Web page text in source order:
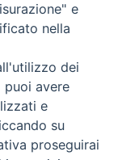
riservati - Vita
Torna
e
nella
dei
puoi avere
e
su
proseguirai